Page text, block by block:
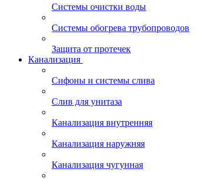
Системы очистки воды
Системы обогрева трубопроводов
Защита от протечек
Канализация
Сифоны и системы слива
Слив для унитаза
Канализация внутренняя
Канализация наружняя
Канализация чугунная